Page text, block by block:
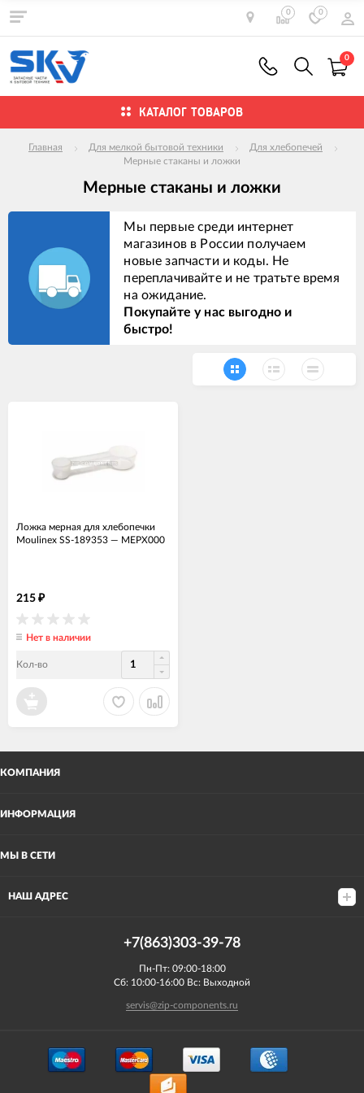
0 0
0
КАТАЛОГ ТОВАРОВ
Главная Для мелкой бытовой техники
Для хлебопечей
Мерные стаканы и ложки
Мерные стаканы и ложки
Мы первые среди интернет
магазинов в России получаем
новые запчасти и коды. Не
переплачивайте и не тратьте время
на ожидание.
Покупайте у нас выгодно и
быстро!
Ложка мерная для хлебопечки
Moulinex SS-189353 — МЕРХ000
215 ₽
Нет в наличии
Кол-во
КОМПАНИЯ
ИНФОРМАЦИЯ
МЫ В СЕТИ
НАШ АДРЕС
+7(863)303-39-78
Пн-Пт: 09:00-18:00
Сб: 10:00-16:00 Вс: Выходной
servis@zip-components.ru